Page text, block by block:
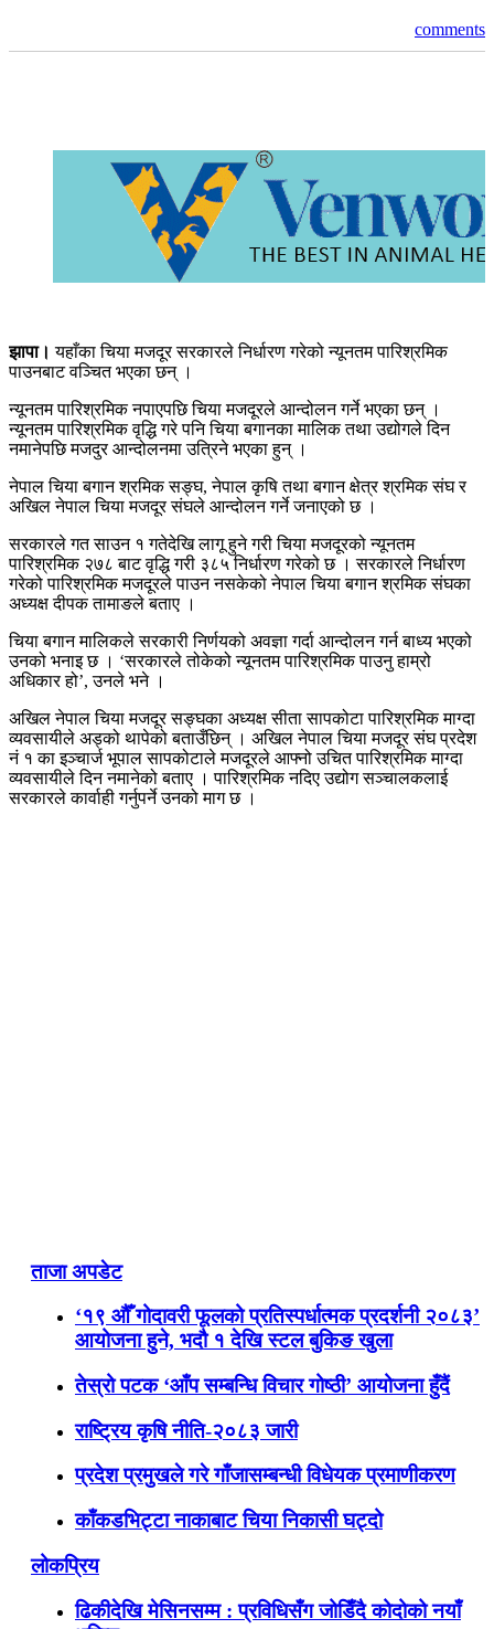
comments
झापा। यहाँका चिया मजदूर सरकारले निर्धारण गरेको न्यूनतम पारिश्रमिक
पाउनबाट वञ्चित भएका छन् ।
न्यूनतम पारिश्रमिक नपाएपछि चिया मजदूरले आन्दोलन गर्ने भएका छन् ।
न्यूनतम पारिश्रमिक वृद्धि गरे पनि चिया बगानका मालिक तथा उद्योगले दिन
नमानेपछि मजदुर आन्दोलनमा उत्रिने भएका हुन् ।
नेपाल चिया बगान श्रमिक सङ्घ, नेपाल कृषि तथा बगान क्षेत्र श्रमिक संघ र
अखिल नेपाल चिया मजदूर संघले आन्दोलन गर्ने जनाएको छ ।
सरकारले गत साउन १ गतेदेखि लागू हुने गरी चिया मजदूरको न्यूनतम
पारिश्रमिक २७८ बाट वृद्धि गरी ३८५ निर्धारण गरेको छ । सरकारले निर्धारण
गरेको पारिश्रमिक मजदूरले पाउन नसकेको नेपाल चिया बगान श्रमिक संघका
अध्यक्ष दीपक तामाङले बताए ।
चिया बगान मालिकले सरकारी निर्णयको अवज्ञा गर्दा आन्दोलन गर्न बाध्य भएको
उनको भनाइ छ । ‘सरकारले तोकेको न्यूनतम पारिश्रमिक पाउनु हाम्रो
अधिकार हो’, उनले भने ।
अखिल नेपाल चिया मजदूर सङ्घका अध्यक्ष सीता सापकोटा पारिश्रमिक माग्दा
व्यवसायीले अड्को थापेको बताउँछिन् । अखिल नेपाल चिया मजदूर संघ प्रदेश
नं १ का इञ्चार्ज भूपाल सापकोटाले मजदूरले आफ्नो उचित पारिश्रमिक माग्दा
व्यवसायीले दिन नमानेको बताए । पारिश्रमिक नदिए उद्योग सञ्चालकलाई
सरकारले कार्वाही गर्नुपर्ने उनको माग छ ।
ताजा अपडेट
‘१९ औँ गोदावरी फूलको प्रतिस्पर्धात्मक प्रदर्शनी २०८३’
आयोजना हुने, भदौ १ देखि स्टल बुकिङ खुला
तेस्रो पटक ‘आँप सम्बन्धि विचार गोष्ठी’ आयोजना हुँदैं
राष्ट्रिय कृषि नीति-२०८३ जारी
प्रदेश प्रमुखले गरे गाँजासम्बन्धी विधेयक प्रमाणीकरण
काँकडभिट्टा नाकाबाट चिया निकासी घट्दो
लोकप्रिय
ढिकीदेखि मेसिनसम्म : प्रविधिसँग जोडिँदै कोदोको नयाँ